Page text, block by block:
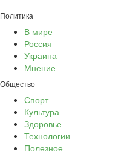
Политика
В мире
Россия
Украина
Мнение
Общество
Спорт
Культура
Здоровье
Технологии
Полезное